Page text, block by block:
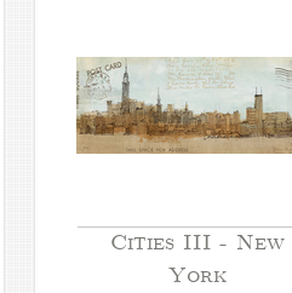
Cities III - New
York